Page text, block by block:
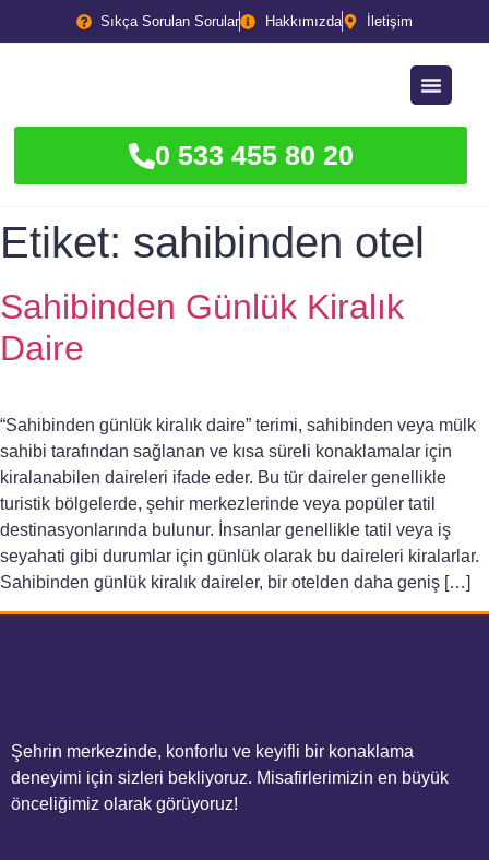
Sıkça Sorulan Sorular Hakkımızda İletişim
0 533 455 80 20
Etiket: sahibinden otel
Sahibinden Günlük Kiralık
Daire
“Sahibinden günlük kiralık daire” terimi, sahibinden veya mülk
sahibi tarafından sağlanan ve kısa süreli konaklamalar için
kiralanabilen daireleri ifade eder. Bu tür daireler genellikle
turistik bölgelerde, şehir merkezlerinde veya popüler tatil
destinasyonlarında bulunur. İnsanlar genellikle tatil veya iş
seyahati gibi durumlar için günlük olarak bu daireleri kiralarlar.
Sahibinden günlük kiralık daireler, bir otelden daha geniş […]
Şehrin merkezinde, konforlu ve keyifli bir konaklama
deneyimi için sizleri bekliyoruz. Misafirlerimizin en büyük
önceliğimiz olarak görüyoruz!